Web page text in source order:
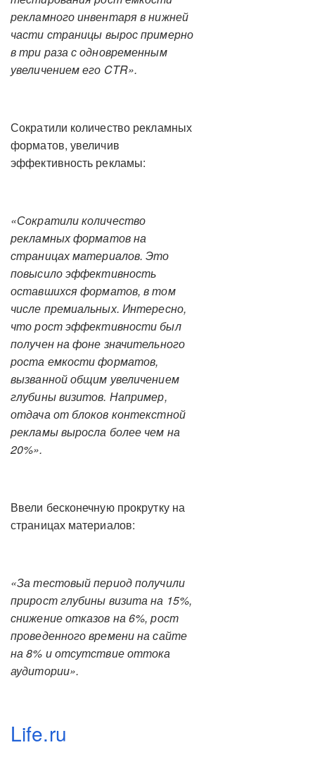
рекламного инвентаря в нижней
части страницы вырос примерно
в три раза с одновременным
увеличением его CTR».
Сократили количество рекламных
форматов, увеличив
эффективность рекламы:
«Сократили количество
рекламных форматов на
страницах материалов. Это
повысило эффективность
оставшихся форматов, в том
числе премиальных. Интересно,
что рост эффективности был
получен на фоне значительного
роста емкости форматов,
вызванной общим увеличением
глубины визитов. Например,
отдача от блоков контекстной
рекламы выросла более чем на
20%».
Ввели бесконечную прокрутку на
страницах материалов:
«За тестовый период получили
прирост глубины визита на 15%,
снижение отказов на 6%, рост
проведенного времени на сайте
на 8% и отсутствие оттока
аудитории».
Life.ru